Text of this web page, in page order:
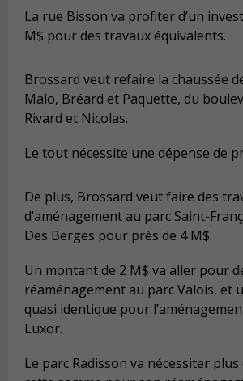
La rue Bisson va profiter d’un
M$ pour des travaux équivalents.
Brossard veut refaire la chaussée
Malo, Bréard et Paquette, du
Rivard et Nicolas.
Le tout nécessite une dépense de
De plus, Brossard veut faire des
d’aménagement au parc Saint-
Des Berges pour près de 4 M$.
Un montant de 2 M$ va aller pour
réaménagement au parc Valois, et
quasi identique pour
Luxor.
Le parc Radisson va nécessiter